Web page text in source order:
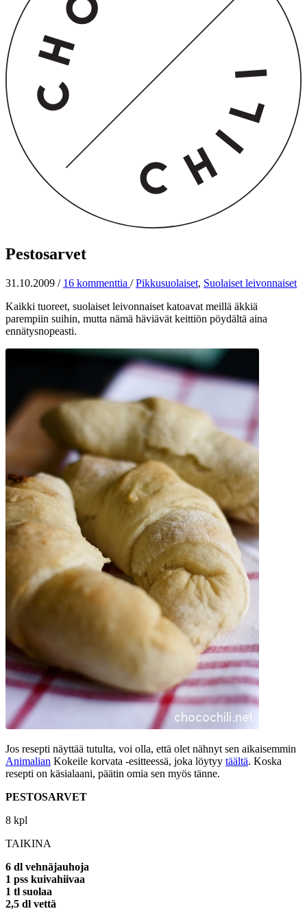
Pestosarvet
31.10.2009 / 16 kommenttia / Pikkusuolaiset, Suolaiset leivonnaiset
Kaikki tuoreet, suolaiset leivonnaiset katoavat meillä äkkiä
parempiin suihin, mutta nämä häviävät keittiön pöydältä aina
ennätysnopeasti.
Jos resepti näyttää tutulta, voi olla, että olet nähnyt sen aikaisemmin
Animalian Kokeile korvata -esitteessä, joka löytyy täältä. Koska
resepti on käsialaani, päätin omia sen myös tänne.
PESTOSARVET
8 kpl
TAIKINA
6 dl vehnäjauhoja
1 pss kuivahiivaa
1 tl suolaa
2,5 dl vettä